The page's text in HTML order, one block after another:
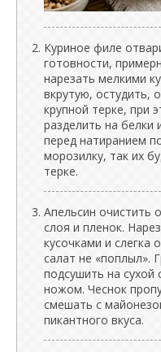
Куриное филе
готовности,
нарезать мелкими
вкрутую, остудить,
крупной терке,
разделить на белки
перед натиранием
морозилку, так их
терке.
Апельсин очистить
слоя и пленок.
кусочками и слегка
салат не «поплыл».
подсушить на сухой
ножом. Чеснок
смешать с
пикантного вкуса.